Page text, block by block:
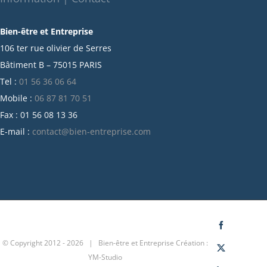
juillet 2021
juin 2021
mai 2021
avril 2021
mars 2021
février 2021
juin 2020
Bien-être et Entreprise
106 ter rue olivier de Serres
Bâtiment B – 75015 PARIS
Tel : 01 56 36 06 64
Mobile : 06 87 81 70 51
Fax : 01 56 08 13 36
E-mail : contact@bien-entreprise.com
© Copyright 2012 -2026 | Bien-être et Entreprise Création :
YM-Studio
Facebook
X